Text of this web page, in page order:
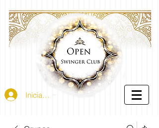
Iniciar sesión